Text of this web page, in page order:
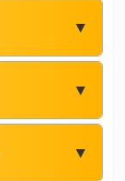
▼
▼
▼